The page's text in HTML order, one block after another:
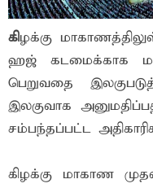
கிழக்கு
ஹஜ் கடமைக்காக
பெறுவதை
இலகுவாக
சம்பந்தப்பட்ட
கிழக்கு மாகாண